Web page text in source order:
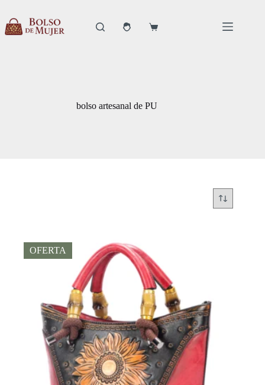
contenido
Carro
bolso artesanal de PU
OFERTA